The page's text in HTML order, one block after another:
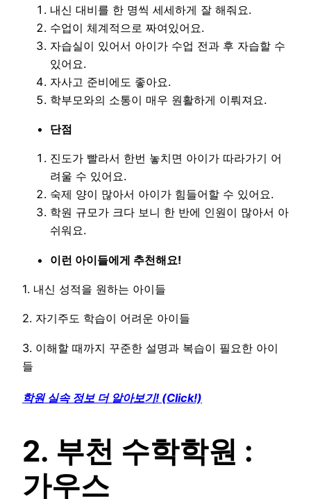
내신 대비를 한 명씩 세세하게 잘 해줘요.
수업이 체계적으로 짜여있어요.
자습실이 있어서 아이가 수업 전과 후 자습할 수
있어요.
자사고 준비에도 좋아요.
학부모와의 소통이 매우 원활하게 이뤄져요.
단점
진도가 빨라서 한번 놓치면 아이가 따라가기 어
려울 수 있어요.
숙제 양이 많아서 아이가 힘들어할 수 있어요.
학원 규모가 크다 보니 한 반에 인원이 많아서 아
쉬워요.
이런 아이들에게 추천해요!
1. 내신 성적을 원하는 아이들
2. 자기주도 학습이 어려운 아이들
3. 이해할 때까지 꾸준한 설명과 복습이 필요한 아이
들
학원 실속 정보 더 알아보기! (Click!)
2. 부천 수학학원 :
가우스